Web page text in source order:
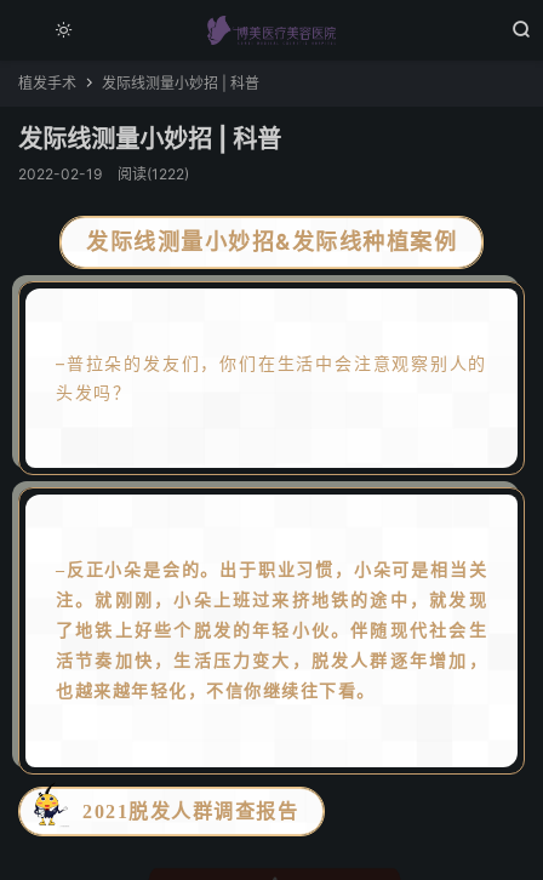


植发手术  发际线测量小妙招 | 科普
发际线测量小妙招 | 科普
2022-02-19 阅读(1222)
发际线测量小妙招&发际线种植案例
–普拉朵的发友们，你们在生活中会注意观察别人的
头发吗？
–反正小朵是会的。出于职 业习惯，小朵可是相当关
注。就刚刚，小朵上班过来挤地铁的途中，就发现
了地铁上好些个脱发的年轻小伙。伴随现代社会生
活节奏加快，生活压力变大，脱发人群逐年增加，
也越来越年轻化，不信你继续往下看。
2021脱发人群调查报告